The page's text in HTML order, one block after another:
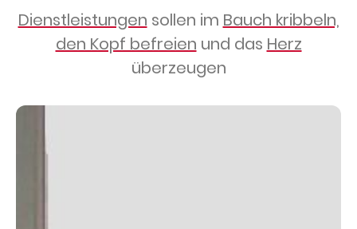
Dienstleistungen sollen im Bauch kribbeln,
den Kopf befreien und das Herz
überzeugen